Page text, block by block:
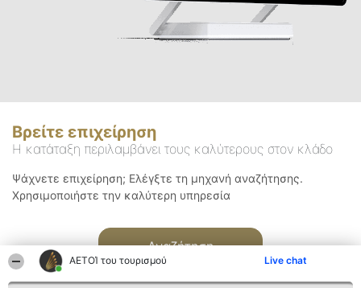
ΑΕΤΟΊ του τουρισμού Live chat
Βρείτε επιχείρηση
Η κατάταξη περιλαμβάνει τους καλύτερους στον κλάδο
Ψάχνετε επιχείρηση; Ελέγξτε τη μηχανή αναζήτησης.
Χρησιμοποιήστε την καλύτερη υπηρεσία
Αναζήτηση